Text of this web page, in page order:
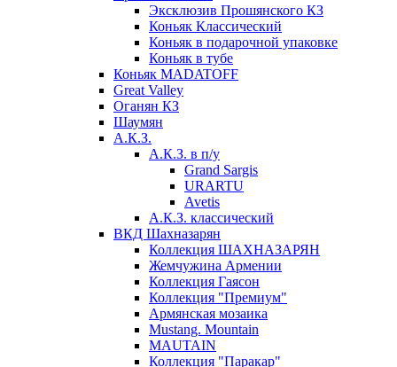
Эксклюзив Прошянского КЗ
Коньяк Классический
Коньяк в подарочной упаковке
Коньяк в тубе
Коньяк MADATOFF
Great Valley
Оганян КЗ
Шаумян
А.К.З.
А.К.З. в п/у
Grand Sargis
URARTU
Avetis
А.К.З. классический
ВКД Шахназарян
Коллекция ШАХНАЗАРЯН
Жемчужина Армении
Коллекция Гаясон
Коллекция "Премиум"
Армянская мозаика
Mustang. Mountain
MAUTAIN
Коллекция "Паракар"